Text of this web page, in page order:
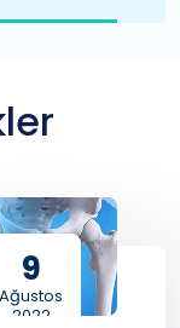
9
Ağustos
2022